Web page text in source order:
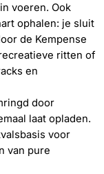
voeren. Ook
ophalen: je sluit
de Kempense
ritten of
en
door
laat opladen.
voor
van pure